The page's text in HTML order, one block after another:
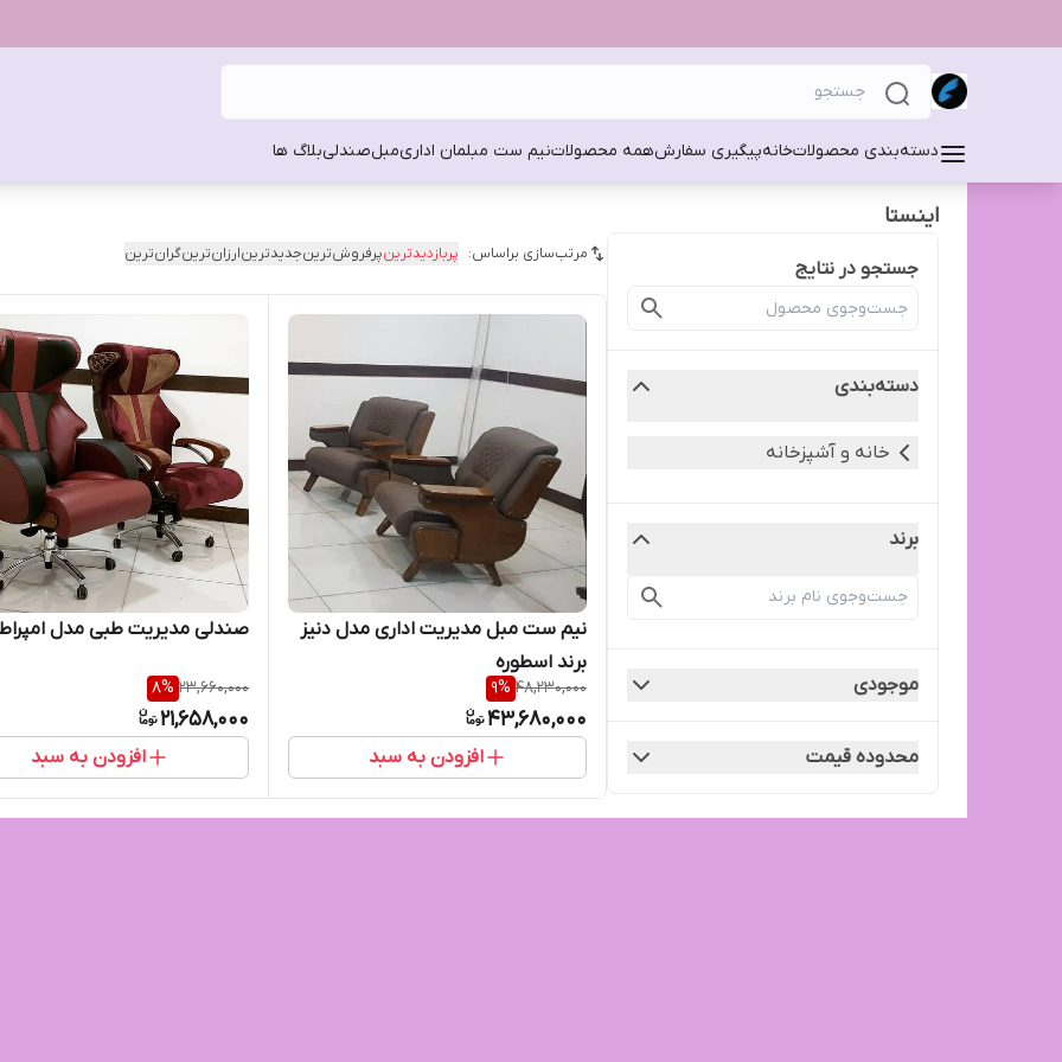
دسته‌بندی محصولاتخانهپیگیری سفارشهمه محصولاتنیم ست مبلمان اداریمبلصندلیبلاگ ها
اینستا
جستجو در نتایج
دسته‌بندی
خانه و آشپزخانه
برند
موجودی
محدوده قیمت
مرتب‌سازی براساس: پربازدیدترینپرفروش‌ترینجدیدترینارزان‌ترینگران‌ترین
نیم ست مبل مدیریت اداری مدل دنیز
برند اسطوره
48,230,000
9%
43,680,000
افزودن به سبد
صندلی مدیریت طبی مدل
23,660,000
8%
21,658,000
افزودن به سبد